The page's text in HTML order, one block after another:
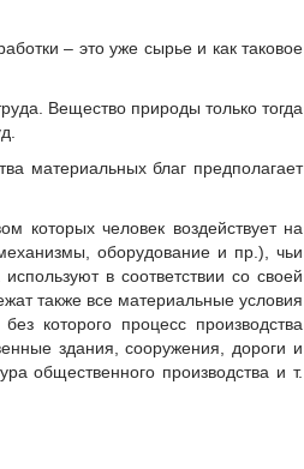
– это уже сырье и как таковое
Вещество природы только тогда
материальных благ предполагает
которых человек воздействует на
оборудование и пр.), чьи
в соответствии со своей
также все материальные условия
которого процесс производства
здания, сооружения, дороги и
общественного производства и т.